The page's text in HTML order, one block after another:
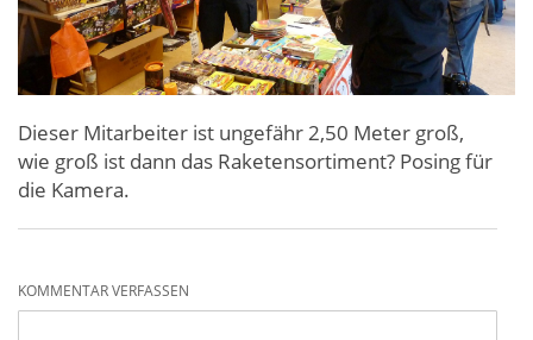
Dieser Mitarbeiter ist ungefähr 2,50 Meter groß,
wie groß ist dann das Raketensortiment? Posing für
die Kamera.
KOMMENTAR VERFASSEN